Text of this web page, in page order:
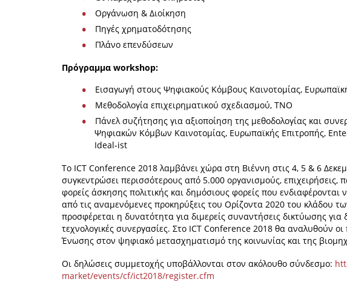
Οργάνωση & Διοίκηση
Πηγές χρηματοδότησης
Πλάνο επενδύσεων
Πρόγραμμα workshop:
Εισαγωγή στους Ψηφιακούς Κόμβους Καινοτομίας,
Μεθοδολογία επιχειρηματικού σχεδιασμού, TNO
Πάνελ συζήτησης για αξιοποίηση της μεθοδολογίας και
Ψηφιακών Κόμβων Καινοτομίας, Ευρωπαϊκής Επιτροπής,
Ideal-ist
Το ICT Conference 2018 λαμβάνει χώρα στη Βιέννη στις 4, 5 & 6
συγκεντρώσει περισσότερους από 5.000 οργανισμούς, επιχειρήσεις,
φορείς άσκησης πολιτικής και δημόσιους φορείς που
από τις αναμενόμενες προκηρύξεις του Ορίζοντα 2020 του κλάδου
προσφέρεται η δυνατότητα για διμερείς συναντήσεις δικτύωσης για
τεχνολογικές συνεργασίες. Στο ICT Conference 2018 θα αναλυθούν
Ένωσης στον ψηφιακό μετασχηματισμό της κοινωνίας και της
Οι δηλώσεις συμμετοχής υποβάλλονται στον ακόλουθο σύνδεσμο:
market/events/cf/ict2018/register.cfm